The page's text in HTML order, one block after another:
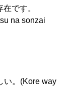
在です。
na sonzai
い。(Kore way